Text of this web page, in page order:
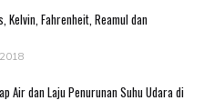
Kelvin, Fahrenheit, Reamul dan
Air dan Laju Penurunan Suhu Udara di